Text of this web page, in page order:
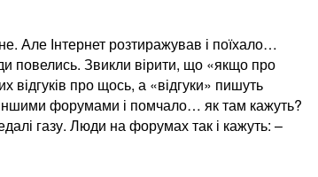
Але Інтернет розтиражував і поїхало…
повелись. Звикли вірити, що «якщо про
відгуків про щось, а «відгуки» пишуть
іншими форумами і помчало… як там кажуть?
газу. Люди на форумах так і кажуть: –